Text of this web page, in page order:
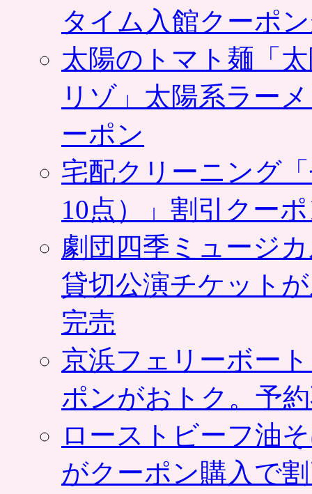
タイム入館クーポ
太陽のトマト麺「
リゾ」太陽系ラー
ーポン
宅配クリーニング
10点）」割引クー
劇団四季ミュージ
貸切公演チケット
完売
京浜フェリーボー
ポンがおトク。予
ローストビーフ油
がクーポン購入で